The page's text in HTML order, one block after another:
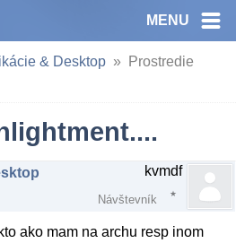
MENU
& Desktop
Prostredie
kvmdf
Návštevník
ako mam na archu resp inom